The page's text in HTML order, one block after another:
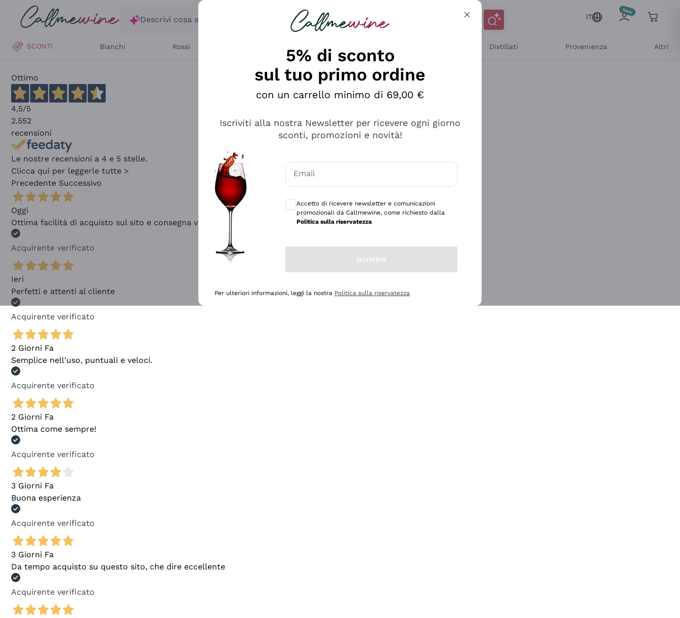
Salta al contenuto principale
Descrivi cosa stai cercando
IT
SCONTI Bianchi Rossi Distillati Provenienza Altri
Ottimo
4,5/5
2.552
recensioni
Le nostre recensioni a 4 e 5 stelle.
Clicca qui per leggerle tutte >
Precedente Successivo
Oggi
Ottima facilità di acquisto sul sito e consegna velocissima
Acquirente verificato
Ieri
Perfetti e attenti al cliente
Acquirente verificato
2 Giorni Fa
Semplice nell'uso, puntuali e veloci.
Acquirente verificato
2 Giorni Fa
Ottima come sempre!
Acquirente verificato
3 Giorni Fa
Buona esperienza
Acquirente verificato
3 Giorni Fa
Da tempo acquisto su questo sito, che dire eccellente
Acquirente verificato
5% di sconto
sul tuo primo ordine
con un carrello minimo di 69,00 €
Iscriviti alla nostra Newsletter per ricevere ogni giorno
sconti, promozioni e novità!
Email
Accetto di ricevere newsletter e comunicazioni
promozionali da Callmewine, come richiesto dalla
Politica sulla riservatezza
Iscrivimi
Per ulteriori informazioni, leggi la nostra Politica sulla riservatezza